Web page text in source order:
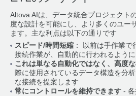
Altova AIは、データ統合プロジェクト
度な設計を可能にし、より多くのユー
ます。主な利点は以下の通りです
スピード/時間短縮 ： 以前は手作業
接続作業が、自動的に行われるよう
これは単なる自動化ではなく、高度
際に使用されているデータ構造を分
な接続を提案します
常にコントロールを維持できます - 各